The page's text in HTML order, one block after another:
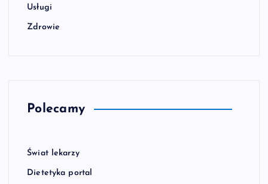
Usługi
Zdrowie
Polecamy
Świat lekarzy
Dietetyka portal